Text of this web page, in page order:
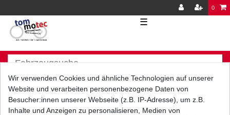
0
☰
Wir verwenden Cookies und ähnliche Technologien auf unserer
Website und verarbeiten personenbezogene Daten von
Besucher:innen unserer Webseite (z.B. IP-Adresse), um z.B.
Inhalte und Anzeigen zu personalisieren, Medien von